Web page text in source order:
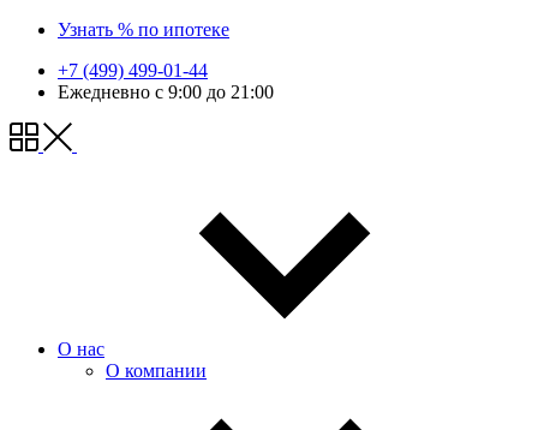
Узнать % по ипотеке
+7 (499) 499-01-44
Ежедневно с 9:00 до 21:00
О нас
О компании